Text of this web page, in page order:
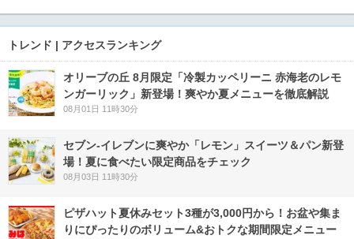
トレンド | アクセスランキング
オリーブの丘 8月限定「冷製カッペリーニ 赤海老のレモ
ンガーリック」新登場！爽やか夏メニューを徹底解説
08月01日 11時30分
セブン‐イレブンに爽やか「レモン」スイーツ＆パン新登
場！夏に食べたい限定商品をチェック
08月03日 11時30分
ピザハット夏休みセット3種が3,000円から！お盆や集ま
りにぴったりのボリューム&おトクな期間限定メニュー